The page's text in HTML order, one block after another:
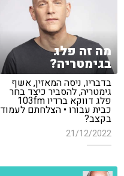
מה זה פלג
בגימטריה?
בדבריו, ניסה המאזין, אשף
גימטריה, להסביר כיצד בחר
פלג דווקא ברדיו 103fm
כבית עבורו • הצלחתם לעמוד
בקצב?
21/12/2022